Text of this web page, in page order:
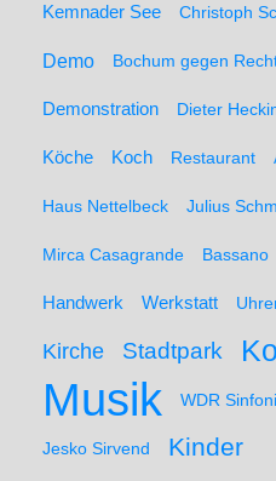
Kemnader See Christoph
Demo Bochum gegen
Demonstration Dieter
Köche Koch Restaurant
Haus Nettelbeck Julius
Mirca Casagrande Bassano
Handwerk Werkstatt
Kirche Stadtpark
Musik WDR
Jesko Sirvend Kinder